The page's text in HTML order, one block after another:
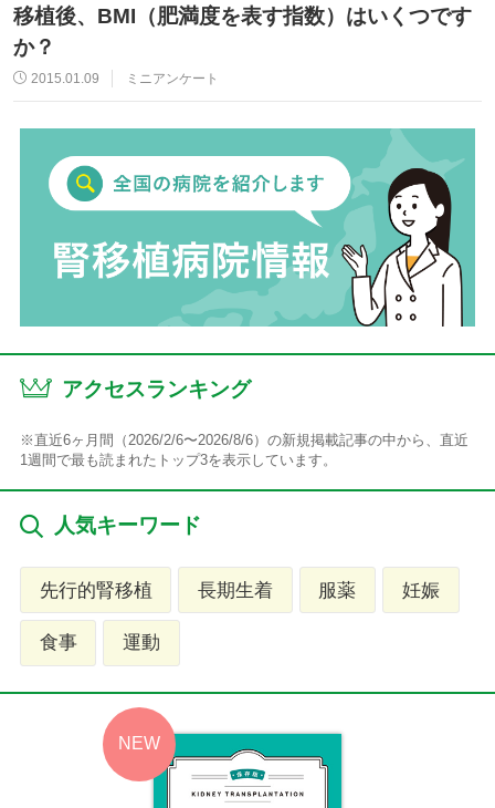
移植後、BMI（肥満度を表す指数）はいくつです
か？
2015.01.09 ミニアンケート
アクセスランキング
※直近6ヶ月間（2026/2/6〜2026/8/6）の新規掲載記事の中から、直近
1週間で最も読まれたトップ3を表示しています。
人気キーワード
先行的腎移植 長期生着 服薬 妊娠
食事 運動